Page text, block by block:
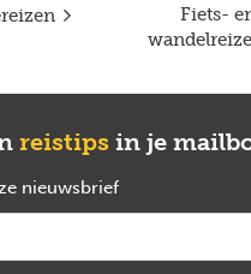
Fiets-
reistips in je
nieuwsbrief